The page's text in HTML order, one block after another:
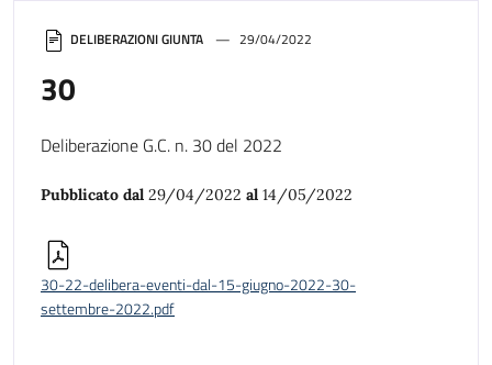
DELIBERAZIONI GIUNTA 29/04/2022
30
Deliberazione G.C. n. 30 del 2022
Pubblicato dal 29/04/2022 al 14/05/2022
30-22-delibera-eventi-dal-15-giugno-2022-30-
settembre-2022.pdf